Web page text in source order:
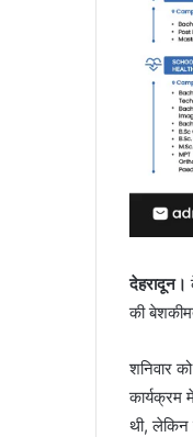
देहरादून।
की
शनिवार
कार्यक्रम
थी, लेकिन